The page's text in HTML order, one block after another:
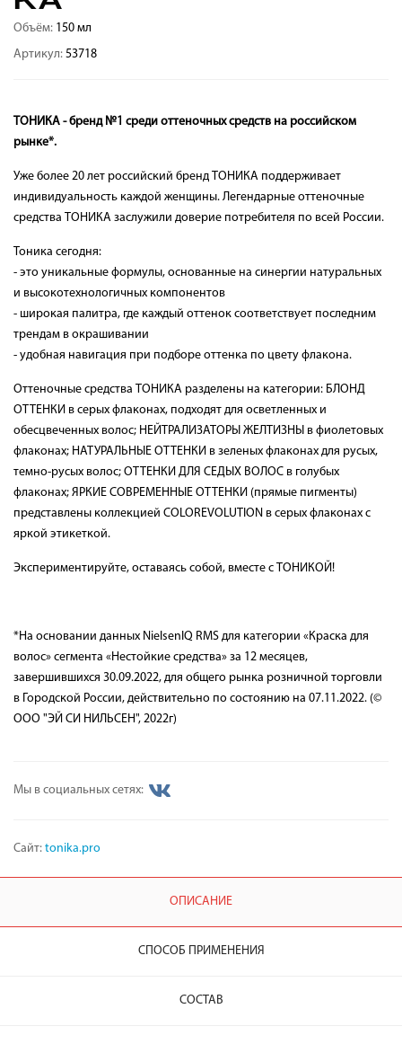
Объём: 150 мл
Артикул: 53718
ТОНИКА - бренд №1 среди оттеночных средств на российском
рынке*.
Уже более 20 лет российский бренд ТОНИКА поддерживает
индивидуальность каждой женщины. Легендарные оттеночные
средства ТОНИКА заслужили доверие потребителя по всей России.
Тоника сегодня:
- это уникальные формулы, основанные на синергии натуральных
и высокотехнологичных компонентов
- широкая палитра, где каждый оттенок соответствует последним
трендам в окрашивании
- удобная навигация при подборе оттенка по цвету флакона.
Оттеночные средства ТОНИКА разделены на категории: БЛОНД
ОТТЕНКИ в серых флаконах, подходят для осветленных и
обесцвеченных волос; НЕЙТРАЛИЗАТОРЫ ЖЕЛТИЗНЫ в фиолетовых
флаконах; НАТУРАЛЬНЫЕ ОТТЕНКИ в зеленых флаконах для русых,
темно-русых волос; ОТТЕНКИ ДЛЯ СЕДЫХ ВОЛОС в голубых
флаконах; ЯРКИЕ СОВРЕМЕННЫЕ ОТТЕНКИ (прямые пигменты)
представлены коллекцией COLOREVOLUTION в серых флаконах с
яркой этикеткой.
Экспериментируйте, оставаясь собой, вместе с ТОНИКОЙ!
*На основании данных NielsenIQ RMS для категории «Краска для
волос» сегмента «Нестойкие средства» за 12 месяцев,
завершившихся 30.09.2022, для общего рынка розничной торговли
в Городской России, действительно по состоянию на 07.11.2022. (©
ООО "ЭЙ СИ НИЛЬСЕН", 2022г)
Мы в социальных сетях:
Сайт: tonika.pro
ОПИСАНИЕ
СПОСОБ ПРИМЕНЕНИЯ
СОСТАВ